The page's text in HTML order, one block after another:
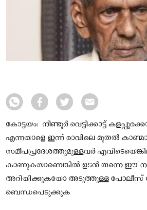
കോട്ടയം: നീണ്ടൂർ വെട്ടിക്കാട്ട്
എന്നയാളെ ഇന്ന് രാവിലെ മുതൽ
സമീപപ്രദേശത്തുമുള്ളവർ
കാണുകയാണെങ്കിൽ ഉടൻ തന്നെ ഈ
അറിയിക്കുകയോ അടുത്തുള്ള പോലീസ്
ബെന്ധപെടുക്കുക